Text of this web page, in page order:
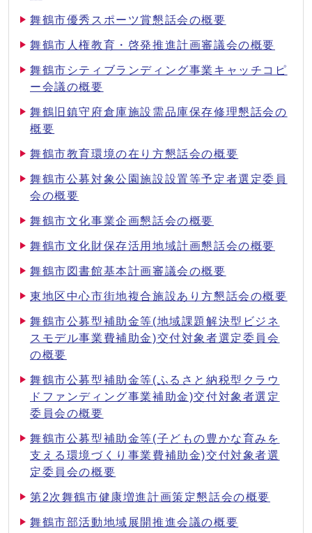
舞鶴市優秀スポーツ賞懇話会の概要
舞鶴市人権教育・啓発推進計画審議会の概要
舞鶴市シティブランディング事業キャッチコピ
ー会議の概要
舞鶴旧鎮守府倉庫施設需品庫保存修理懇話会の
概要
舞鶴市教育環境の在り方懇話会の概要
舞鶴市公募対象公園施設設置等予定者選定委員
会の概要
舞鶴市文化事業企画懇話会の概要
舞鶴市文化財保存活用地域計画懇話会の概要
舞鶴市図書館基本計画審議会の概要
東地区中心市街地複合施設あり方懇話会の概要
舞鶴市公募型補助金等(地域課題解決型ビジネ
スモデル事業費補助金)交付対象者選定委員会
の概要
舞鶴市公募型補助金等(ふるさと納税型クラウ
ドファンディング事業補助金)交付対象者選定
委員会の概要
舞鶴市公募型補助金等(子どもの豊かな育みを
支える環境づくり事業費補助金)交付対象者選
定委員会の概要
第2次舞鶴市健康増進計画策定懇話会の概要
舞鶴市部活動地域展開推進会議の概要